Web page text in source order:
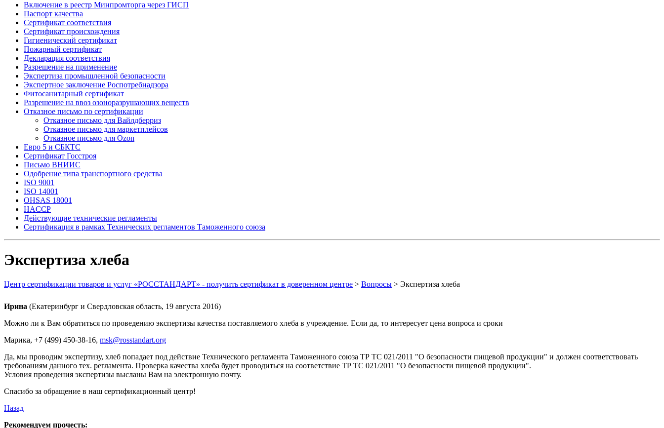
Включение в реестр Минпромторга через ГИСП
Паспорт качества
Сертификат соответствия
Сертификат происхождения
Гигиенический сертификат
Пожарный сертификат
Декларация соответствия
Разрешение на применение
Экспертиза промышленной безопасности
Экспертное заключение Роспотребнадзора
Фитосанитарный сертификат
Разрешение на ввоз озоноразрушающих веществ
Отказное письмо по сертификации
Отказное письмо для Вайлдберриз
Отказное письмо для маркетплейсов
Отказное письмо для Ozon
Евро 5 и СБКТС
Сертификат Госстроя
Письмо ВНИИС
Одобрение типа транспортного средства
ISO 9001
ISO 14001
OHSAS 18001
HACCP
Действующие технические регламенты
Сертификация в рамках Технических регламентов Таможенного союза
Экспертиза хлеба
Центр сертификации товаров и услуг «РОССТАНДАРТ» - получить сертификат в доверенном центре > Вопросы > Экспертиза хлеба
Ирина (Екатеринбург и Свердловская область, 19 августа 2016)
Можно ли к Вам обратиться по проведению экспертизы качества поставляемого хлеба в учреждение. Если да, то интересует цена вопроса и сроки
Марика, +7 (499) 450-38-16, msk@rosstandart.org
Да, мы проводим экспертизу, хлеб попадает под действие Технического регламента Таможенного союза ТР ТС 021/2011 "О безопасности пищевой продукции" и должен соответствовать
требованиям данного тех. регламента. Проверка качества хлеба будет проводиться на соответствие ТР ТС 021/2011 "О безопасности пищевой продукции".
Условия проведения экспертизы высланы Вам на электронную почту.
Спасибо за обращение в наш сертификационный центр!
Назад
Рекомендуем прочесть: